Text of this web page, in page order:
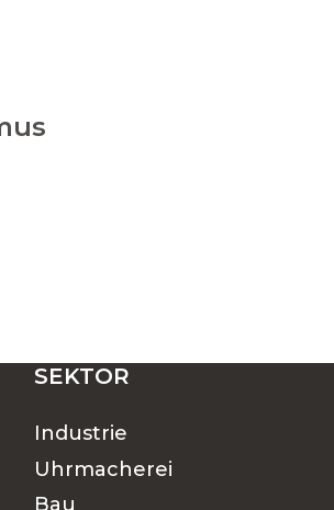
SEKTOR
Industrie
Uhrmacherei
Bau